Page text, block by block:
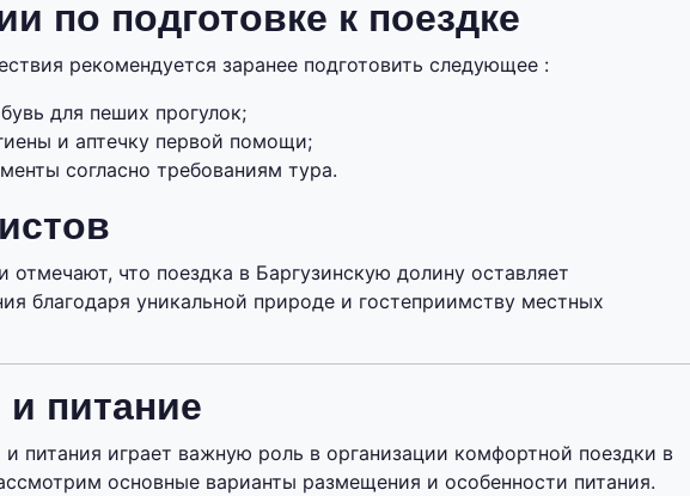
по подготовке к поездке
рекомендуется заранее подготовить следующее :
для пеших прогулок;
и аптечку первой помощи;
согласно требованиям тура.
отмечают, что поездка в Баргузинскую долину оставляет
благодаря уникальной природе и гостеприимству местных
питание
питания играет важную роль в организации комфортной поездки в
основные варианты размещения и особенности питания.